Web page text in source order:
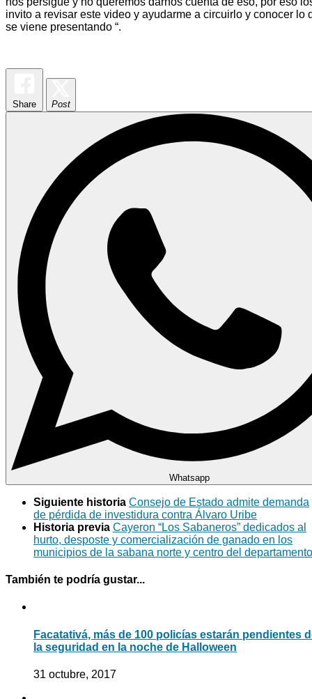
invito a revisar este video y ayudarme a circuirlo y conocer lo
se viene presentando “.
Share Post
Whatsapp
Siguiente historia Consejo de Estado admite demanda
de pérdida de investidura contra Álvaro Uribe
Historia previa Cayeron “Los Sabaneros” dedicados al
hurto, desposte y comercialización de ganado en los
municipios de la sabana norte y centro del departamento
También te podría gustar...
Facatativá, más de 100 policías estarán pendientes
la seguridad en la noche de Halloween
31 octubre, 2017